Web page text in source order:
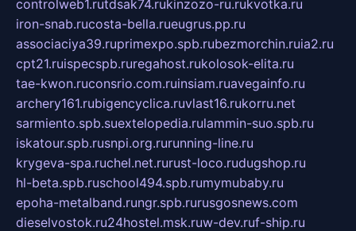
controlweb1.rutdsak74.rukinzozo-ru.rukvotka.ru
iron-snab.rucosta-bella.rueugrus.pp.ru
associaciya39.ruprimexpo.spb.rubezmorchin.ruia2.ru
cpt21.ruispecspb.ruregahost.rukolosok-elita.ru
tae-kwon.ruconsrio.com.ruinsiam.ruavegainfo.ru
archery161.rubigencyclica.ruvlast16.rukorru.net
sarmiento.spb.suextelopedia.rulammin-suo.spb.ru
iskatour.spb.rusnpi.org.rurunning-line.ru
krygeva-spa.ruchel.net.rurust-loco.rudugshop.ru
hl-beta.spb.ruschool494.spb.rumymubaby.ru
epoha-metalband.rungr.spb.rurusgosnews.com
dieselvostok.ru24hostel.msk.ruw-dev.ruf-ship.ru